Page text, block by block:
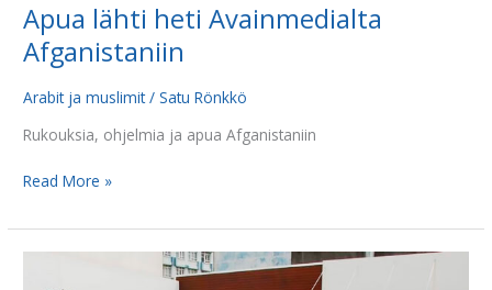
Apua lähti heti Avainmedialta
Afganistaniin
Arabit ja muslimit/Satu Rönkkö
Rukouksia, ohjelmia ja apua Afganistaniin
Read More »